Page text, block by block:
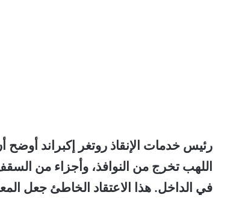
رئيس خدمات الإنقاذ روتغر إكبراند أوضح
اللهب تخرج من النوافذ، وأجزاء من
في الداخل. هذا الاعتقاد الخاطئ جعل